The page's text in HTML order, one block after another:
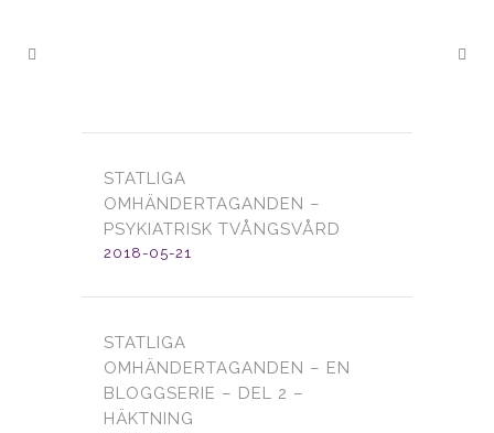
STATLIGA
OMHÄNDERTAGANDEN –
PSYKIATRISK TVÅNGSVÅRD
2018-05-21
STATLIGA
OMHÄNDERTAGANDEN – EN
BLOGGSERIE – DEL 2 –
HÄKTNING